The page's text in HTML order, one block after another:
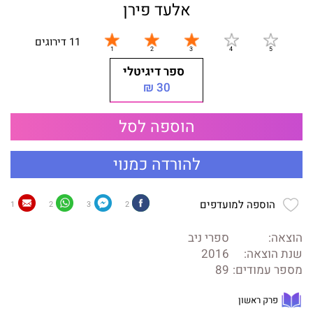
אלעד פירן
11 דירוגים
ספר דיגיטלי
30 ₪
הוספה לסל
להורדה כמנוי
הוספה למועדפים 2
3
2
1
הוצאה:
ספרי ניב
שנת הוצאה:
2016
מספר עמודים: 89
פרק ראשון